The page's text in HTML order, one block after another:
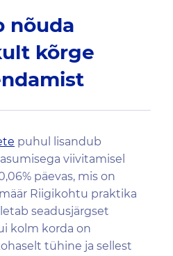
nõuda
kõrge
puhul lisandub
viivitamisel
päevas, mis on
Riigikohtu praktika
seadusjärgset
kolm korda on
tühine ja sellest